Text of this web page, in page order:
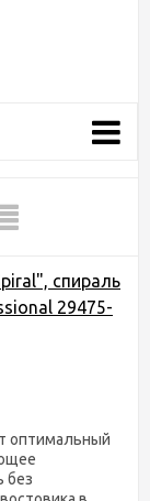
спираль
29475-
оптимальный
без